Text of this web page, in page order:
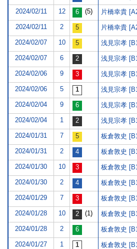
2024/02/11 12 (5) 片橋幸貴
2024/02/11 2 片橋幸貴
2024/02/07 10 浅見宗孝
2024/02/07 6 浅見宗孝
2024/02/06 9 浅見宗孝
2024/02/06 5 浅見宗孝
2024/02/04 9 浅見宗孝
2024/02/04 1 浅見宗孝
2024/01/31 7 板倉敦史
2024/01/31 2 板倉敦史
2024/01/30 10 板倉敦史
2024/01/30 2 板倉敦史
2024/01/29 7 板倉敦史
2024/01/28 10 (1) 板倉敦史
2024/01/28 2 板倉敦史
2024/01/27 1 板倉敦史